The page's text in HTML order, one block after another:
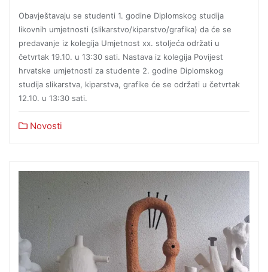
Obavještavaju se studenti 1. godine Diplomskog studija
likovnih umjetnosti (slikarstvo/kiparstvo/grafika) da će se
predavanje iz kolegija Umjetnost xx. stoljeća održati u
četvrtak 19.10. u 13:30 sati. Nastava iz kolegija Povijest
hrvatske umjetnosti za studente 2. godine Diplomskog
studija slikarstva, kiparstva, grafike će se održati u četvrtak
12.10. u 13:30 sati.
Novosti